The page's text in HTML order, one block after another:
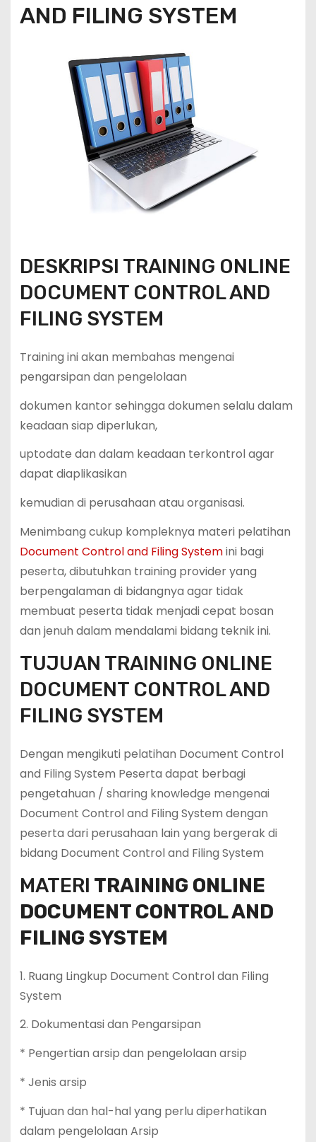
AND FILING SYSTEM
DESKRIPSI TRAINING ONLINE
DOCUMENT CONTROL AND
FILING SYSTEM
Training ini akan membahas mengenai
pengarsipan dan pengelolaan
dokumen kantor sehingga dokumen selalu dalam
keadaan siap diperlukan,
uptodate dan dalam keadaan terkontrol agar
dapat diaplikasikan
kemudian di perusahaan atau organisasi.
Menimbang cukup kompleknya materi pelatihan
Document Control and Filing Systemini bagi
peserta, dibutuhkan training provider yang
berpengalaman di bidangnya agar tidak
membuat peserta tidak menjadi cepat bosan
dan jenuh dalam mendalami bidang teknik ini.
TUJUAN TRAINING ONLINE
DOCUMENT CONTROL AND
FILING SYSTEM
Dengan mengikuti pelatihan Document Control
and Filing System Peserta dapat berbagi
pengetahuan / sharing knowledge mengenai
Document Control and Filing System dengan
peserta dari perusahaan lain yang bergerak di
bidang Document Control and Filing System
MATERI TRAINING ONLINE
DOCUMENT CONTROL AND
FILING SYSTEM
1. Ruang Lingkup Document Control dan Filing
System
2. Dokumentasi dan Pengarsipan
* Pengertian arsip dan pengelolaan arsip
* Jenis arsip
* Tujuan dan hal-hal yang perlu diperhatikan
dalam pengelolaan Arsip